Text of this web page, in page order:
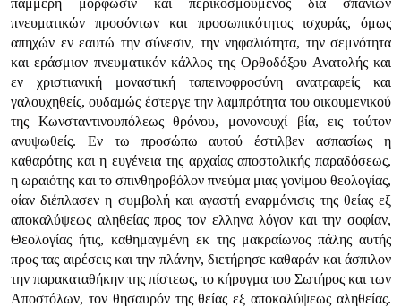
παμμερή μόρφωσιν και περικοσμούμενος δια σπανίων
πνευματικών προσόντων και προσωπικότητος ισχυράς, όμως
απηχών εν εαυτώ την σύνεσιν, την νηφαλιότητα, την σεμνότητα
και εράσμιον πνευματικόν κάλλος της Ορθοδόξου Ανατολής και
εν χριστιανική μοναστική ταπεινοφροσύνη ανατραφείς και
γαλουχηθείς, ουδαμώς έστεργε την λαμπρότητα του οικουμενικού
της Κωνσταντινουπόλεως θρόνου, μονονουχί βία, εις τούτον
ανυψωθείς. Εν τω προσώπω αυτού έστιλβεν ασπασίως η
καθαρότης και η ευγένεια της αρχαίας αποστολικής παραδόσεως,
η ωραιότης και το σπινθηροβόλον πνεύμα μιας γονίμου θεολογίας,
οίαν διέπλασεν η συμβολή και αγαστή εναρμόνισις της θείας εξ
αποκαλύψεως αληθείας προς τον ελληνα λόγον και την σοφίαν,
Θεολογίας ήτις, καθημαγμένη εκ της μακραίωνος πάλης αυτής
προς τας αιρέσεις και την πλάνην, διετήρησε καθαράν και άσπιλον
την παρακαταθήκην της πίστεως, το κήρυγμα του Σωτήρος και των
Αποστόλων, τον θησαυρόν της θείας εξ αποκαλύψεως αληθείας.